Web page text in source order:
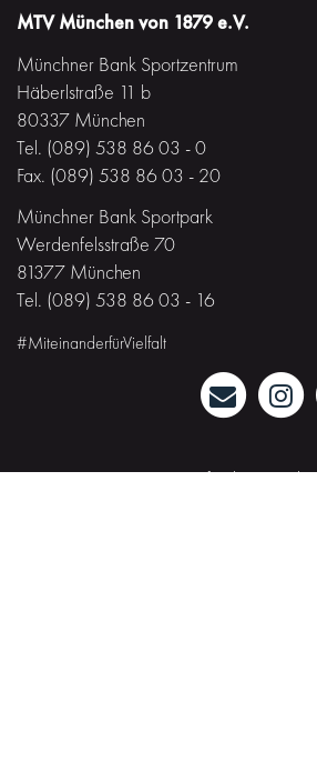
MTV München von 1879 e.V.
Münchner Bank Sportzentrum
Häberlstraße 11 b
80337 München
Tel. (089) 538 86 03 - 0
Fax. (089) 538 86 03 - 20
Münchner Bank Sportpark
Werdenfelsstraße 70
81377 München
Tel. (089) 538 86 03 - 16
#MiteinanderfürVielfalt
Gefördert von der